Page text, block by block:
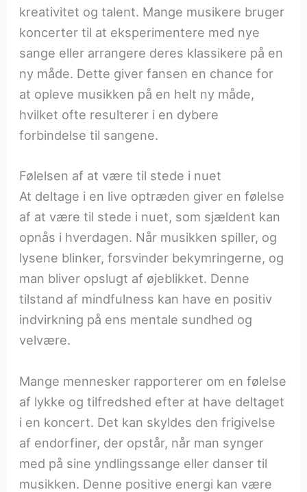
kreativitet og talent. Mange musikere bruger
koncerter til at eksperimentere med nye
sange eller arrangere deres klassikere på en
ny måde. Dette giver fansen en chance for
at opleve musikken på en helt ny måde,
hvilket ofte resulterer i en dybere
forbindelse til sangene.
Følelsen af at være til stede i nuet
At deltage i en live optræden giver en følelse
af at være til stede i nuet, som sjældent kan
opnås i hverdagen. Når musikken spiller, og
lysene blinker, forsvinder bekymringerne, og
man bliver opslugt af øjeblikket. Denne
tilstand af mindfulness kan have en positiv
indvirkning på ens mentale sundhed og
velvære.
Mange mennesker rapporterer om en følelse
af lykke og tilfredshed efter at have deltaget
i en koncert. Det kan skyldes den frigivelse
af endorfiner, der opstår, når man synger
med på sine yndlingssange eller danser til
musikken. Denne positive energi kan være